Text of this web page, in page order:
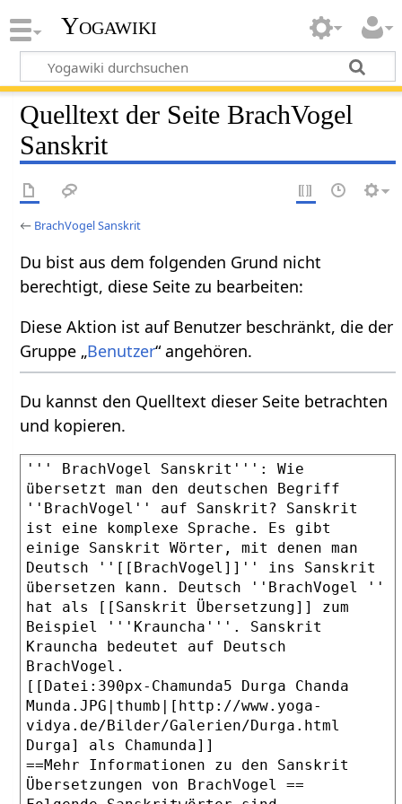
Yogawiki
Quelltext der Seite BrachVogel
Sanskrit
← BrachVogel Sanskrit
Du bist aus dem folgenden Grund nicht
berechtigt, diese Seite zu bearbeiten:
Diese Aktion ist auf Benutzer beschränkt, die der
Gruppe „Benutzer“ angehören.
Du kannst den Quelltext dieser Seite betrachten
und kopieren.